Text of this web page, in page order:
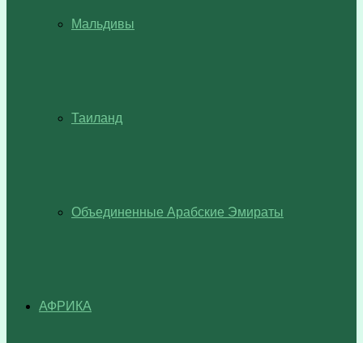
Мальдивы
Таиланд
Объединенные Арабские Эмираты
АФРИКА